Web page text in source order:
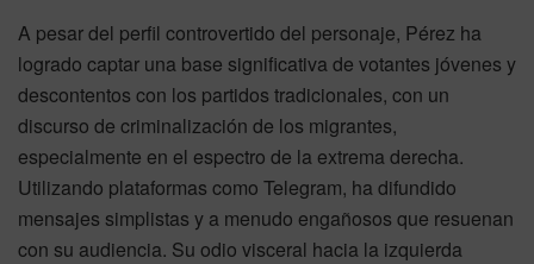
A pesar del perfil controvertido del personaje, Pérez ha
logrado captar una base significativa de votantes jóvenes y
descontentos con los partidos tradicionales, con un
discurso de criminalización de los migrantes,
especialmente en el espectro de la extrema derecha.
Utilizando plataformas como Telegram, ha difundido
mensajes simplistas y a menudo engañosos que resuenan
con su audiencia. Su odio visceral hacia la izquierda